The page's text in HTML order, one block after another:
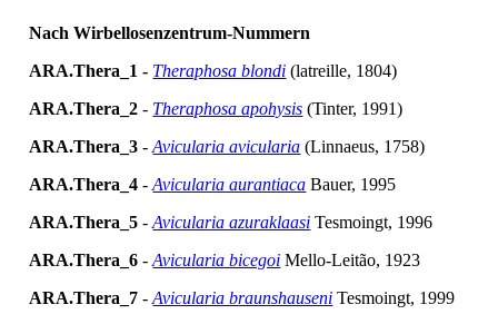
Nach Wirbellosenzentrum-Nummern
ARA.Thera_1 - Theraphosa blondi (latreille, 1804)
ARA.Thera_2 - Theraphosa apohysis (Tinter, 1991)
ARA.Thera_3 -Avicularia avicularia (Linnaeus, 1758)
ARA.Thera_4 -Avicularia aurantiaca Bauer, 1995
ARA.Thera_5 -Avicularia azuraklaasi Tesmoingt, 1996
ARA.Thera_6 -Avicularia bicegoi Mello-Leitão, 1923
ARA.Thera_7 -Avicularia braunshauseni Tesmoingt, 1999